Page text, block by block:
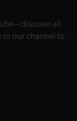
all
to our channel to